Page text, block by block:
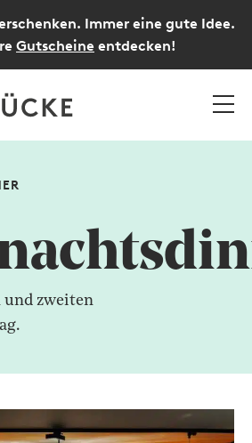
Immer eine gute Idee.
Gutscheine entdecken!
und zweiten